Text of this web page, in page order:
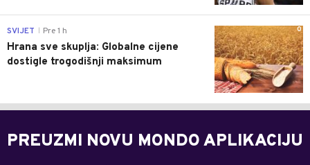
0
SVIJET Pre 1 h
Hrana sve skuplja: Globalne cijene
dostigle trogodišnji maksimum
PREUZMI NOVU MONDO APLIKACIJU